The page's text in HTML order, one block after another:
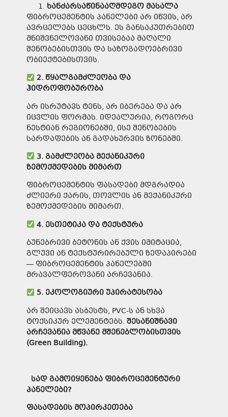
ხანძარსაწინააღმდეგო მასალა
ფიბროცემენტის პანელები არ იწვის, არ
ავრცელებს ცეცხლს. ეს განსაკუთრებით
მნიშვნელოვანი თვისებაა მაღალი
შენობებისთვის და საზოგადოებრივი
ობიექტებისთვის.
2. წყალგამძლეობა და
ჰიდროფობურობა
არ ისრუტავს ტენს, არ იბერება და არ
იცვლის ფორმას. იდეალურია, როგორც
ნესტიან რეგიონებში, ისე შენობების
სარდაფების ან გადახურვის ზონებში.
3. გამძლეობა მექანიკური
ზემოქმედების მიმართ
ფიბროცემენტის ფასადები მდგრადია
ძლიერი ქარის, თოვლის ან მექანიკური
ზემოქმედების მიმართ.
4. ესთეტიკა და ტექსტურა
ბუნებრივი ბეტონის ან ქვის იმიტაცია,
გლუვი ან ტექსტურირებული ზედაპირები
— ფიბროცემენტის პანელებში
მრავალფეროვანი არჩევანია.
5. ეკოლოგიურიუპირატესობა
არ შეიცავს ასბესტს, PVC-ს ან სხვა
ტოქსიკურ ელემენტებს. შესანიშნავი
არჩევანია მწვანე მშენებლობისთვის
(Green Building).
სად გამოიყენება ფიბროცემენტური
პანელები?
ფასადების მოპირკეთება